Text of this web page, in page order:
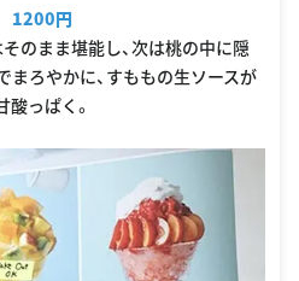
1200円
のまま堪能し、次は桃の中に隠
ろやかに、すももの生ソースが
っぱく。